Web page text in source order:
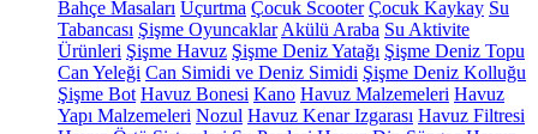
Bahçe Masaları Uçurtma Çocuk Scooter Çocuk Kaykay Su
Tabancası Şişme Oyuncaklar Akülü Araba Su Aktivite
Ürünleri Şişme Havuz Şişme Deniz Yatağı Şişme Deniz Topu
Can Yeleği Can Simidi ve Deniz Simidi Şişme Deniz Kolluğu
Şişme Bot Havuz Bonesi Kano Havuz Malzemeleri Havuz
Yapı Malzemeleri Nozul Havuz Kenar Izgarası Havuz Filtresi